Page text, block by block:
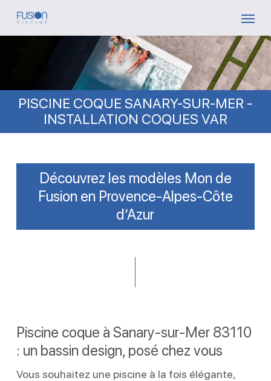
Skip
PISCINE COQUE SANARY-SUR-MER -
INSTALLATION COQUES VAR
Découvrez les modèles Mon de
Fusion en Provence-Alpes-Côte
d’Azur
Piscine coque à Sanary-sur-Mer 83110
: un bassin design, posé chez vous
Vous souhaitez une piscine à la fois élégante,